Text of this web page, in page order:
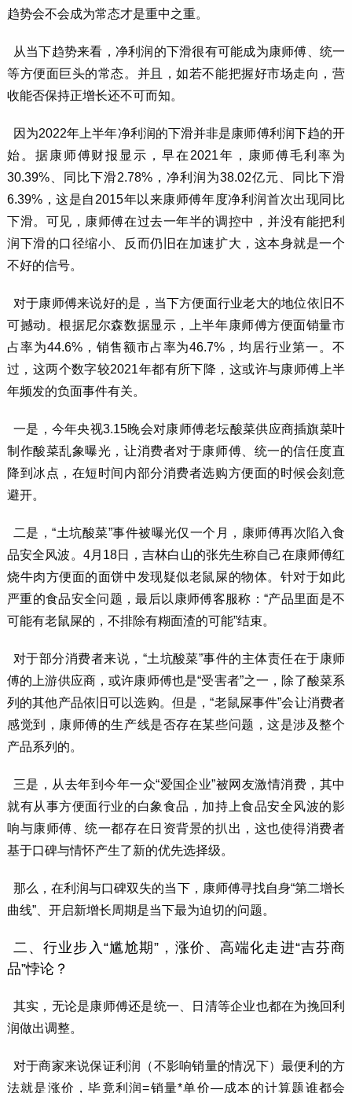
趋势会不会成为常态才是重中之重。
从当下趋势来看，净利润的下滑很有可能成为康师傅、统一
等方便面巨头的常态。并且，如若不能把握好市场走向，营
收能否保持正增长还不可而知。
因为2022年上半年净利润的下滑并非是康师傅利润下趋的开
始。据康师傅财报显示，早在2021年，康师傅毛利率为
30.39%、同比下滑2.78%，净利润为38.02亿元、同比下滑
6.39%，这是自2015年以来康师傅年度净利润首次出现同比
下滑。可见，康师傅在过去一年半的调控中，并没有能把利
润下滑的口径缩小、反而仍旧在加速扩大，这本身就是一个
不好的信号。
对于康师傅来说好的是，当下方便面行业老大的地位依旧不
可撼动。根据尼尔森数据显示，上半年康师傅方便面销量市
占率为44.6%，销售额市占率为46.7%，均居行业第一。不
过，这两个数字较2021年都有所下降，这或许与康师傅上半
年频发的负面事件有关。
一是，今年央视3.15晚会对康师傅老坛酸菜供应商插旗菜叶
制作酸菜乱象曝光，让消费者对于康师傅、统一的信任度直
降到冰点，在短时间内部分消费者选购方便面的时候会刻意
避开。
二是，“土坑酸菜”事件被曝光仅一个月，康师傅再次陷入食
品安全风波。4月18日，吉林白山的张先生称自己在康师傅红
烧牛肉方便面的面饼中发现疑似老鼠屎的物体。针对于如此
严重的食品安全问题，最后以康师傅客服称：“产品里面是不
可能有老鼠屎的，不排除有糊面渣的可能”结束。
对于部分消费者来说，“土坑酸菜”事件的主体责任在于康师
傅的上游供应商，或许康师傅也是“受害者”之一，除了酸菜系
列的其他产品依旧可以选购。但是，“老鼠屎事件”会让消费者
感觉到，康师傅的生产线是否存在某些问题，这是涉及整个
产品系列的。
三是，从去年到今年一众“爱国企业”被网友激情消费，其中
就有从事方便面行业的白象食品，加持上食品安全风波的影
响与康师傅、统一都存在日资背景的扒出，这也使得消费者
基于口碑与情怀产生了新的优先选择级。
那么，在利润与口碑双失的当下，康师傅寻找自身“第二增长
曲线”、开启新增长周期是当下最为迫切的问题。
二、行业步入“尴尬期”，涨价、高端化走进“吉芬商
品”悖论？
其实，无论是康师傅还是统一、日清等企业也都在为挽回利
润做出调整。
对于商家来说保证利润（不影响销量的情况下）最便利的方
法就是涨价，毕竟利润=销量*单价—成本的计算题谁都会